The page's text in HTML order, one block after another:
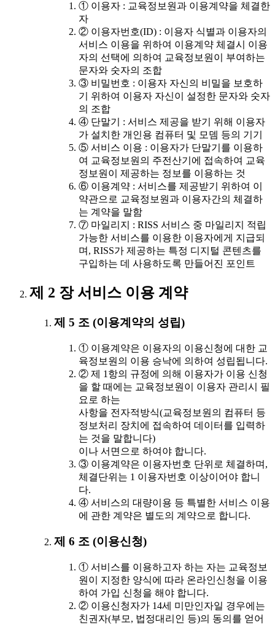
① 이용자 : 교육정보원과 이용계약을 체결한
자
② 이용자번호(ID) : 이용자 식별과 이용자의
서비스 이용을 위하여 이용계약 체결시 이용
자의 선택에 의하여 교육정보원이 부여하는
문자와 숫자의 조합
③ 비밀번호 : 이용자 자신의 비밀을 보호하
기 위하여 이용자 자신이 설정한 문자와 숫자
의 조합
④ 단말기 : 서비스 제공을 받기 위해 이용자
가 설치한 개인용 컴퓨터 및 모뎀 등의 기기
⑤ 서비스 이용 : 이용자가 단말기를 이용하
여 교육정보원의 주전산기에 접속하여 교육
정보원이 제공하는 정보를 이용하는 것
⑥ 이용계약 : 서비스를 제공받기 위하여 이
약관으로 교육정보원과 이용자간의 체결하
는 계약을 말함
⑦ 마일리지 : RISS 서비스 중 마일리지 적립
가능한 서비스를 이용한 이용자에게 지급되
며, RISS가 제공하는 특정 디지털 콘텐츠를
구입하는 데 사용하도록 만들어진 포인트
제 2 장 서비스 이용 계약
제 5 조 (이용계약의 성립)
① 이용계약은 이용자의 이용신청에 대한 교
육정보원의 이용 승낙에 의하여 성립됩니다.
② 제 1항의 규정에 의해 이용자가 이용 신청
을 할 때에는 교육정보원이 이용자 관리시 필
요로 하는
사항을 전자적방식(교육정보원의 컴퓨터 등
정보처리 장치에 접속하여 데이터를 입력하
는 것을 말합니다)
이나 서면으로 하여야 합니다.
③ 이용계약은 이용자번호 단위로 체결하며,
체결단위는 1 이용자번호 이상이어야 합니
다.
④ 서비스의 대량이용 등 특별한 서비스 이용
에 관한 계약은 별도의 계약으로 합니다.
제 6 조 (이용신청)
① 서비스를 이용하고자 하는 자는 교육정보
원이 지정한 양식에 따라 온라인신청을 이용
하여 가입 신청을 해야 합니다.
② 이용신청자가 14세 미만인자일 경우에는
친권자(부모, 법정대리인 등)의 동의를 얻어